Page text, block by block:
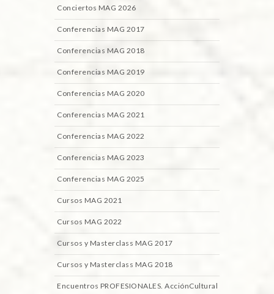
Conciertos MAG 2026
Conferencias MAG 2017
Conferencias MAG 2018
Conferencias MAG 2019
Conferencias MAG 2020
Conferencias MAG 2021
Conferencias MAG 2022
Conferencias MAG 2023
Conferencias MAG 2025
Cursos MAG 2021
Cursos MAG 2022
Cursos y Masterclass MAG 2017
Cursos y Masterclass MAG 2018
Encuentros PROFESIONALES. AcciónCultural